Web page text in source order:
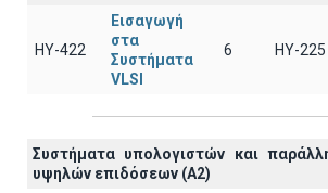
ΗΥ-422
Εισαγωγή
στα
Συστήματα
VLSI
6 HY-225
Συστήματα υπολογιστών και
υψηλών επιδόσεων (A2)